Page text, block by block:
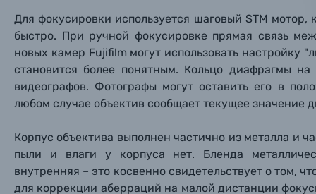
Фотоальбомы
Книги о фотографии, альбомы известных
Солнцезащитные очки
Б/У фототехника (Комиссионные товары)
Для фокусировки используется шаговый STM
быстро. При ручной фокусировке прямая связь
новых камер Fujifilm могут использовать настройку
становится более понятным. Кольцо диафрагмы
видеографов. Фотографы могут оставить его в
любом случае объектив сообщает текущее значение
Корпус объектива выполнен частично из металла и
пыли и влаги у корпуса нет. Бленда
внутренняя – это косвенно свидетельствует о том,
для коррекции аберраций на малой дистанции